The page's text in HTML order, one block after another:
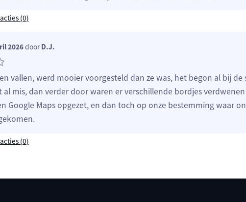
(0)
2026doorD.J.
vallen, werd mooier voorgesteld dan ze was, het begon al bij de
al mis, dan verder door waren er verschillende bordjes
Google Maps opgezet, en dan toch op onze bestemming waar
(0)